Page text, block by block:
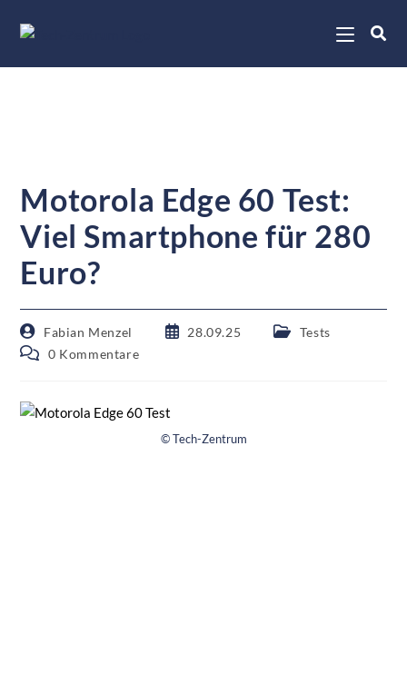
Motorola Edge 60 Test:
Viel Smartphone für 280
Euro?
Fabian Menzel 28.09.25
Tests
0 Kommentare
© Tech-Zentrum